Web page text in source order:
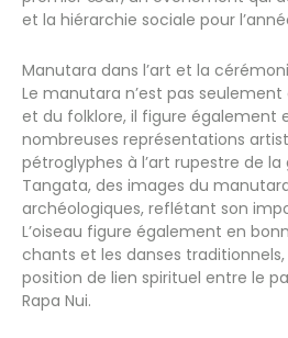
et la hiérarchie sociale pour
Manutara dans l’art et la
Le manutara n’est pas
et du folklore, il figure également
nombreuses représentations
pétroglyphes à l’art rupestre de la
Tangata, des images du
archéologiques, reflétant son
L’oiseau figure également en
chants et les danses
position de lien spirituel entre le
Rapa Nui.